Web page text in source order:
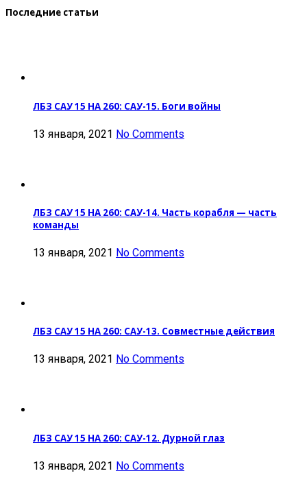
Последние статьи
ЛБЗ САУ 15 НА 260: САУ-15. Боги войны
13 января, 2021 No Comments
ЛБЗ САУ 15 НА 260: САУ-14. Часть корабля — часть
команды
13 января, 2021 No Comments
ЛБЗ САУ 15 НА 260: САУ-13. Совместные действия
13 января, 2021 No Comments
ЛБЗ САУ 15 НА 260: САУ-12. Дурной глаз
13 января, 2021 No Comments